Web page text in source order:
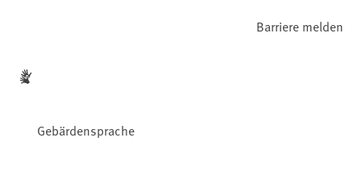
Gebärdensprache
Barriere melden